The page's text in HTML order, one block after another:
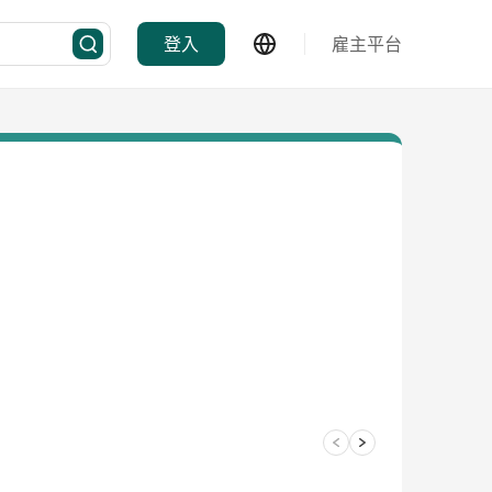
登入 雇主平台
證書及牙科診所助護證書課程，是少數能提供醫療護